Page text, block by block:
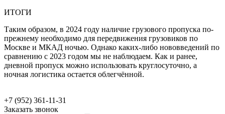
ИТОГИ
Таким образом, в 2024 году наличие грузового пропуска по-
прежнему необходимо для передвижения грузовиков по
Москве и МКАД ночью. Однако каких-либо нововведений по
сравнению с 2023 годом мы не наблюдаем. Как и ранее,
дневной пропуск можно использовать круглосуточно, а
ночная логистика остается облегчённой.
+7 (952) 361-11-31
Заказать звонок